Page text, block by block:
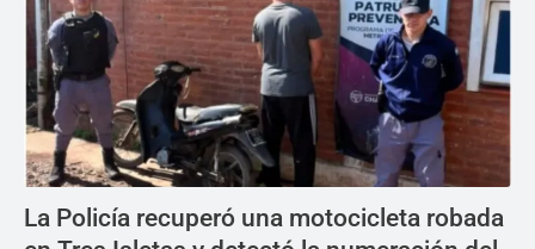
La Policía recuperó una motocicleta robada